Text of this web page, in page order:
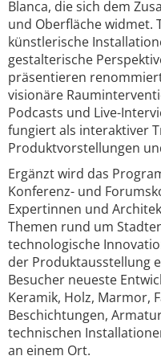
Blanca, die sich dem
und Oberfläche widmet.
künstlerische
gestalterische
präsentieren
visionäre
Podcasts und Live-
fungiert als interaktiver
Produktvorstellungen
Ergänzt wird das
Konferenz- und
Expertinnen und
Themen rund um
technologische
der Produktausstellung
Besucher neueste
Keramik, Holz, Marmor,
Beschichtungen,
technischen
an einem Ort.